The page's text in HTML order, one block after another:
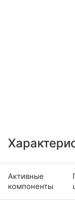
Активные
компоненты